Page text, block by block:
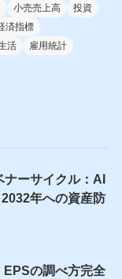
小売売上高
投資
済指標
活
雇用統計
ナーサイクル：AI
年への資産防
の調べ方完全